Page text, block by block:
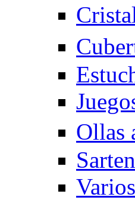
Ollas
Varios